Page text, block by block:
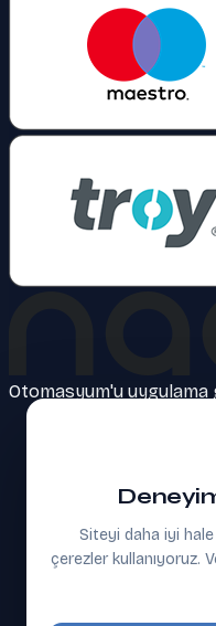
Siteyi daha iyi
çerezler kullanıyoruz.
Otomasyum'u uygulama